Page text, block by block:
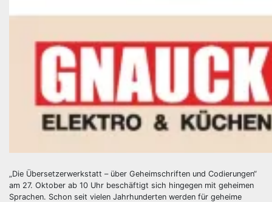
„Die Übersetzerwerkstatt – über Geheimschriften und Codierungen“
am 27. Oktober ab 10 Uhr beschäftigt sich hingegen mit geheimen
Sprachen. Schon seit vielen Jahrhunderten werden für geheime